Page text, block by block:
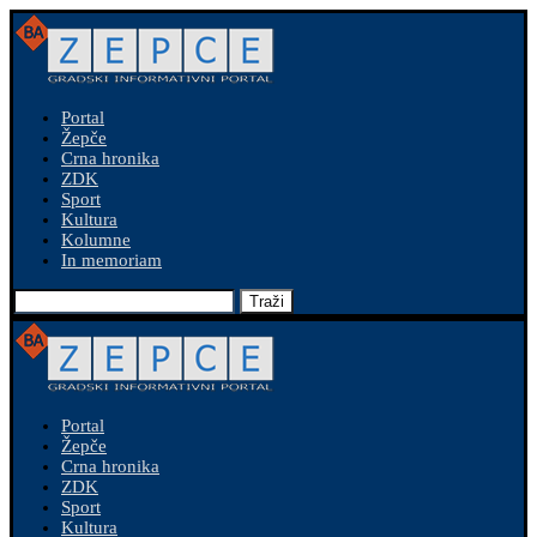
Portal
Žepče
Crna hronika
ZDK
Sport
Kultura
Kolumne
In memoriam
Traži
Portal
Žepče
Crna hronika
ZDK
Sport
Kultura